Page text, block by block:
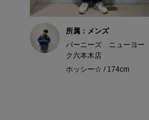
所属：メンズ
バーニーズ ニューヨー
ク六本木店
ホッシー☆ / 174cm